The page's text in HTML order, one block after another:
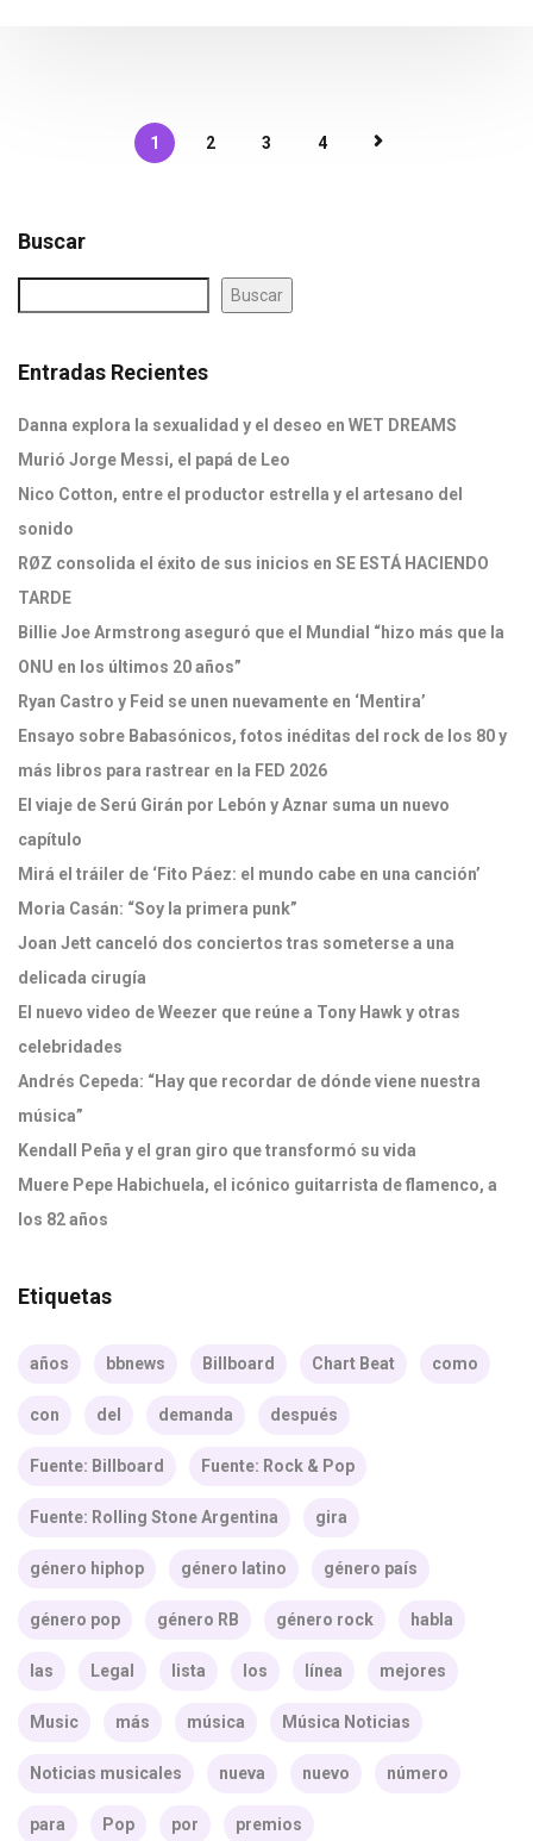
1 2 3 4
Buscar
Buscar
Entradas Recientes
Danna explora la sexualidad y el deseo en WET DREAMS
Murió Jorge Messi, el papá de Leo
Nico Cotton, entre el productor estrella y el artesano del
sonido
RØZ consolida el éxito de sus inicios en SE ESTÁ HACIENDO
TARDE
Billie Joe Armstrong aseguró que el Mundial “hizo más que la
ONU en los últimos 20 años”
Ryan Castro y Feid se unen nuevamente en ‘Mentira’
Ensayo sobre Babasónicos, fotos inéditas del rock de los 80 y
más libros para rastrear en la FED 2026
El viaje de Serú Girán por Lebón y Aznar suma un nuevo
capítulo
Mirá el tráiler de ‘Fito Páez: el mundo cabe en una canción’
Moria Casán: “Soy la primera punk”
Joan Jett canceló dos conciertos tras someterse a una
delicada cirugía
El nuevo video de Weezer que reúne a Tony Hawk y otras
celebridades
Andrés Cepeda: “Hay que recordar de dónde viene nuestra
música”
Kendall Peña y el gran giro que transformó su vida
Muere Pepe Habichuela, el icónico guitarrista de flamenco, a
los 82 años
Etiquetas
años bbnews Billboard Chart Beat como
con del demanda después
Fuente: Billboard Fuente: Rock & Pop
Fuente: Rolling Stone Argentina gira
género hiphop género latino género país
género pop género RB género rock habla
las Legal lista los línea mejores
Music más música Música Noticias
Noticias musicales nueva nuevo número
para Pop por premios